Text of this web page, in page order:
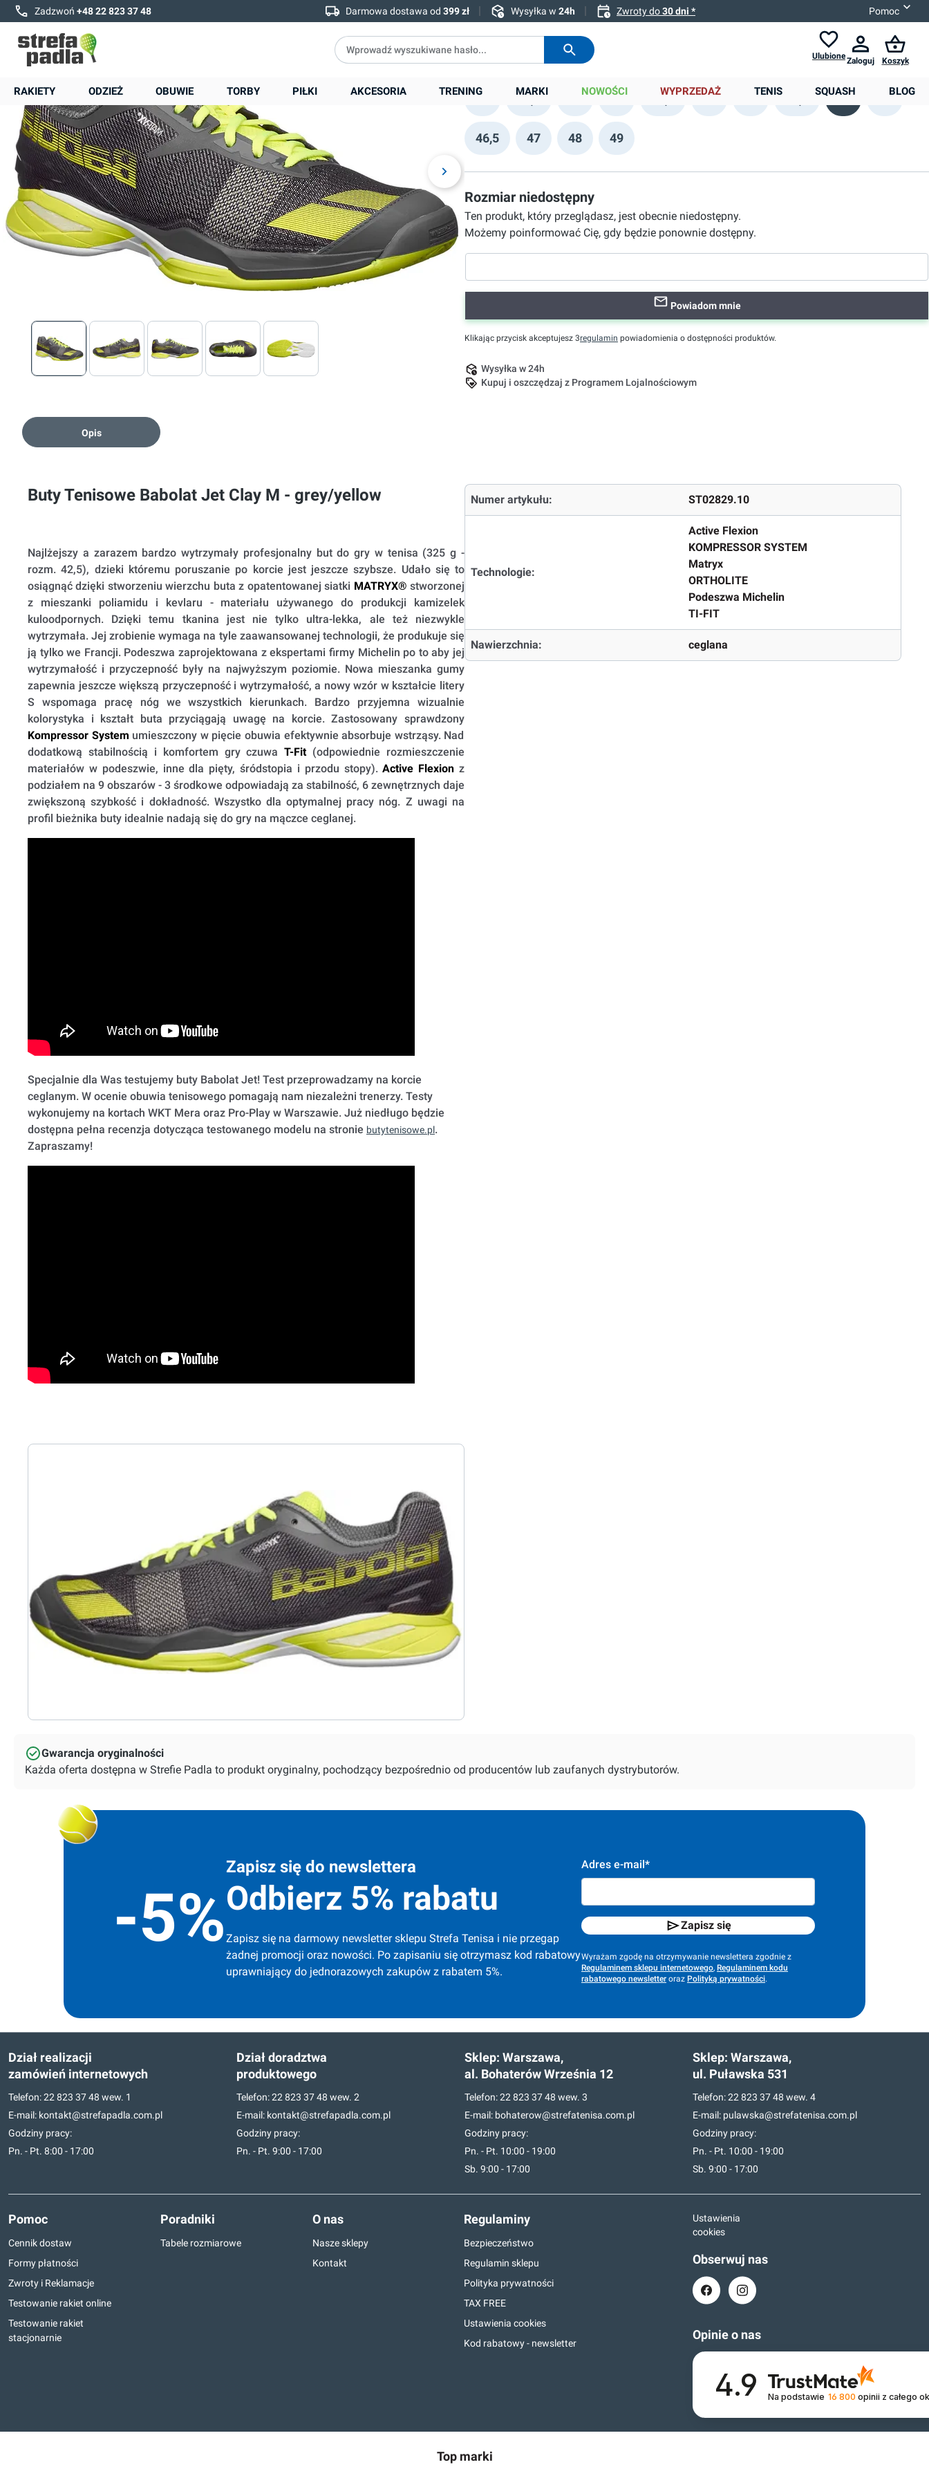
Zadzwoń +48 22 823 37 48 Darmowa dostawa od 399 zł Wysyłka w 24h Zwroty do30 dni * Pomoc
UlubioneZaloguj Koszyk
RAKIETY ODZIEŻ OBUWIE TORBY PIŁKI AKCESORIA TRENING MARKI NOWOŚCI WYPRZEDAŻ TENIS SQUASH BLOG
Babolat Jet Clay M - grey/yellow
-12%: SHOES12
339,90 zł
Cena sugerowana:599,00 zł
40 40,5 42 42,5 43 44 45 46
46,5 47 48 49
Rozmiar niedostępny
Ten produkt, który przeglądasz, jest obecnie niedostępny.
Możemy poinformować Cię, gdy będzie ponownie dostępny.
Powiadom mnie
Klikając przycisk akceptujesz 3regulamin powiadomienia o dostępności produktów.
Wysyłka w 24h
Kupuj i oszczędzaj z Programem Lojalnościowym
Opis
Buty Tenisowe Babolat Jet Clay M - grey/yellow
Najlżejszy a zarazem bardzo wytrzymały profesjonalny but do gry w tenisa (325 g -
rozm. 42,5), dzieki któremu poruszanie po korcie jest jeszcze szybsze. Udało się to
osiągnąć dzięki stworzeniu wierzchu buta z opatentowanej siatki MATRYX® stworzonej
z mieszanki poliamidu i kevlaru - materiału używanego do produkcji kamizelek
kuloodpornych. Dzięki temu tkanina jest nie tylko ultra-lekka, ale też niezwykle
wytrzymała. Jej zrobienie wymaga na tyle zaawansowanej technologii, że produkuje się
ją tylko we Francji. Podeszwa zaprojektowana z ekspertami firmy Michelin po to aby jej
wytrzymałość i przyczepność były na najwyższym poziomie. Nowa mieszanka gumy
zapewnia jeszcze większą przyczepność i wytrzymałość, a nowy wzór w kształcie litery
S wspomaga pracę nóg we wszystkich kierunkach. Bardzo przyjemna wizualnie
kolorystyka i kształt buta przyciągają uwagę na korcie. Zastosowany sprawdzony
Kompressor System umieszczony w pięcie obuwia efektywnie absorbuje wstrząsy. Nad
dodatkową stabilnością i komfortem gry czuwa T-Fit(odpowiednie rozmieszczenie
materiałów w podeszwie, inne dla pięty, śródstopia i przodu stopy).Active Flexion z
podziałem na 9 obszarów - 3 środkowe odpowiadają za stabilność, 6 zewnętrznych daje
zwiększoną szybkość i dokładność. Wszystko dla optymalnej pracy nóg. Z uwagi na
profil bieżnika buty idealnie nadają się do gry na mączce ceglanej.
Specjalnie dla Was testujemy buty Babolat Jet! Test przeprowadzamy na korcie
ceglanym. W ocenie obuwia tenisowego pomagają nam niezależni trenerzy. Testy
wykonujemy na kortach WKT Mera oraz Pro-Play w Warszawie. Już niedługo będzie
dostępna pełna recenzja dotycząca testowanego modelu na stronie butytenisowe.pl.
Zapraszamy!
Numer artykułu: ST02829.10
Technologie:
Active Flexion
KOMPRESSOR SYSTEM
Matryx
ORTHOLITE
Podeszwa Michelin
TI-FIT
Nawierzchnia: ceglana
Gwarancja oryginalności
Każda oferta dostępna w Strefie Padla to produkt oryginalny, pochodzący bezpośrednio od producentów lub zaufanych dystrybutorów.
-5%
Zapisz się do newslettera
Odbierz 5% rabatu
Zapisz się na darmowy newsletter sklepu Strefa Tenisa i nie przegap
żadnej promocji oraz nowości. Po zapisaniu się otrzymasz kod rabatowy
uprawniający do jednorazowych zakupów z rabatem 5%.
Adres e-mail*
Zapisz się
Wyrażam zgodę na otrzymywanie newslettera zgodnie z
Regulaminem sklepu internetowego, Regulaminem kodu
rabatowego newsletter oraz Polityką prywatności.
Dział realizacji
zamówień internetowych
Telefon:22 823 37 48 wew. 1
E-mail: kontakt@strefapadla.com.pl
Godziny pracy:
Pn. - Pt. 8:00 - 17:00
Dział doradztwa
produktowego
Telefon:22 823 37 48 wew. 2
E-mail: kontakt@strefapadla.com.pl
Godziny pracy:
Pn. - Pt. 9:00 - 17:00
Sklep: Warszawa,
al. Bohaterów Września 12
Telefon:22 823 37 48 wew. 3
E-mail: bohaterow@strefatenisa.com.pl
Godziny pracy:
Pn. - Pt. 10:00 - 19:00
Sb. 9:00 - 17:00
Sklep: Warszawa,
ul. Puławska 531
Telefon:22 823 37 48 wew. 4
E-mail: pulawska@strefatenisa.com.pl
Godziny pracy:
Pn. - Pt. 10:00 - 19:00
Sb. 9:00 - 17:00
Pomoc
Cennik dostaw
Formy płatności
Zwroty i Reklamacje
Testowanie rakiet online
Testowanie rakiet
stacjonarnie
Poradniki
Tabele rozmiarowe
O nas
Nasze sklepy
Kontakt
Regulaminy
Bezpieczeństwo
Regulamin sklepu
Polityka prywatności
TAX FREE
Ustawienia cookies
Kod rabatowy - newsletter
Ustawienia
cookies
Obserwuj nas
Opinie o nas
4.9 Na podstawie 16 800 opinii z całego
Top marki